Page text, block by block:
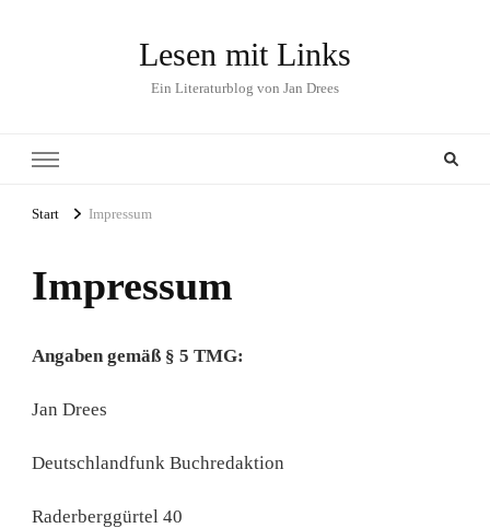
Lesen mit Links
Ein Literaturblog von Jan Drees
Start Impressum
Impressum
Angaben gemäß § 5 TMG:
Jan Drees
Deutschlandfunk Buchredaktion
Raderberggürtel 40